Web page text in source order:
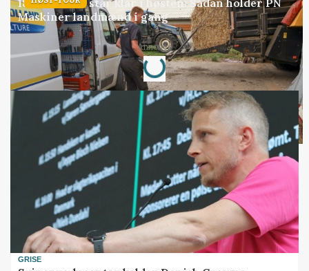
18 montører står klar i høsten: Sådan holder PN
Maskiner landmænd i gang
Annonce
Loading...
GRISE